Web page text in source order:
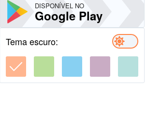
DISPONÍVEL NO
Google Play
Tema escuro: